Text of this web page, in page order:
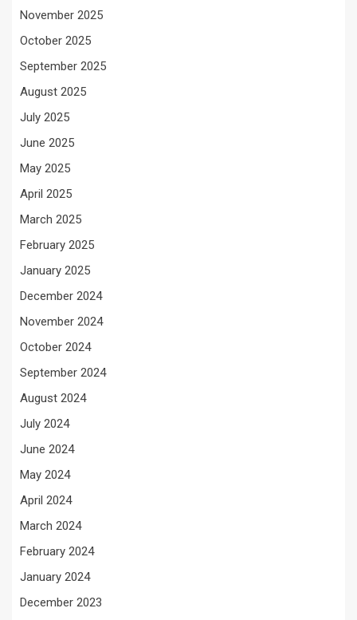
November 2025
October 2025
September 2025
August 2025
July 2025
June 2025
May 2025
April 2025
March 2025
February 2025
January 2025
December 2024
November 2024
October 2024
September 2024
August 2024
July 2024
June 2024
May 2024
April 2024
March 2024
February 2024
January 2024
December 2023